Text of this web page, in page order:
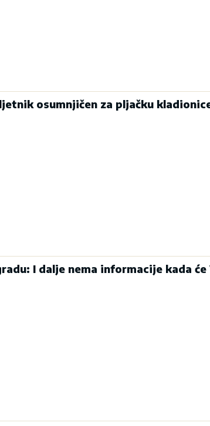
osumnjičen za pljačku
I dalje nema informacije kada će